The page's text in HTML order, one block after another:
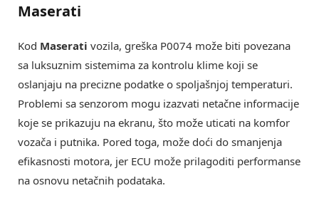
Maserati
Kod Maserati vozila, greška P0074 može biti povezana
sa luksuznim sistemima za kontrolu klime koji se
oslanjaju na precizne podatke o spoljašnjoj temperaturi.
Problemi sa senzorom mogu izazvati netačne informacije
koje se prikazuju na ekranu, što može uticati na komfor
vozača i putnika. Pored toga, može doći do smanjenja
efikasnosti motora, jer ECU može prilagoditi performanse
na osnovu netačnih podataka.